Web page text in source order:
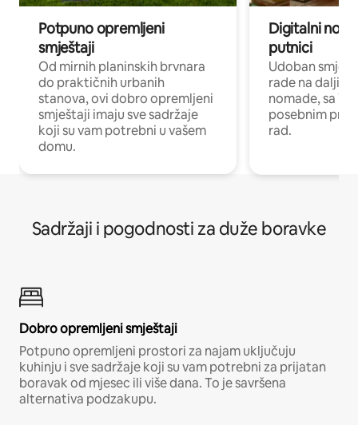
Potpuno opremljeni
smještaji
Od mirnih planinskih brvnara
do praktičnih urbanih
stanova, ovi dobro opremljeni
smještaji imaju sve sadržaje
koji su vam potrebni u vašem
domu.
Digitalni
putnici
Udoban
rade na
nomade, sa
posebnim
rad.
Sadržaji i pogodnosti za duže boravke
Dobro opremljeni smještaji
Potpuno opremljeni prostori za najam uključuju
kuhinju i sve sadržaje koji su vam potrebni za prijatan
boravak od mjesec ili više dana. To je savršena
alternativa podzakupu.